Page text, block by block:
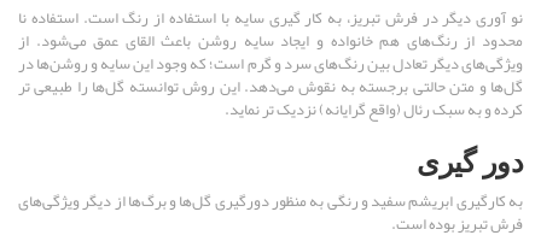
نو آوری دیگر در فرش تبریز، به کار گیری سایه با استفاده از رنگ است. استفاده نا
محدود از رنگ‌های هم خانواده و ایجاد سایه روشن باعث القای عمق می‌شود. از
ویژگی‌های دیگر تعادل بین رنگ‌های سرد و گرم ‌است؛ که وجود این سایه و روشن‌ها در
گل‌ها و متن حالتی برجسته به نقوش می‌دهد. این روش توانسته گل‌ها را طبیعی تر
کرده و به سبک رئال (واقع گرایانه) نزدیک تر نماید.
دور گیری
به کارگیری ابریشم سفید و رنگی به منظور دورگیری گل‌ها و برگ‌ها از دیگر ویژگی‌های
فرش تبریز بوده ‌است.